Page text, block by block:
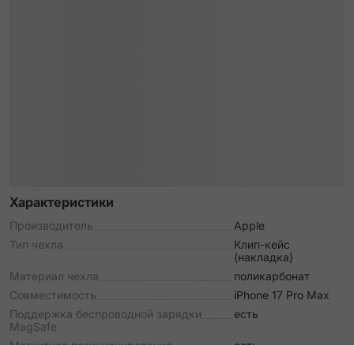
Характеристики
Производитель
Apple
Тип чехла
Клип-кейс
(накладка)
Материал чехла
поликарбонат
Совместимость
iPhone 17 Pro Max
Поддержка беспроводной зарядки
MagSafe
есть